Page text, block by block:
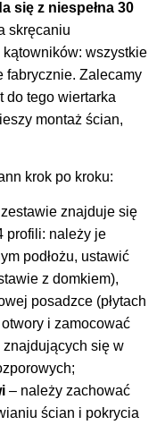
się z niespełna 30
skręcaniu
wszystkie
fabrycznie. Zalecamy
do tego wiertarka
montaż ścian,
krok po kroku:
znajduje się
profili: należy je
podłożu, ustawić
z domkiem),
posadzce (płytach
i zamocować
znajdujących się w
– należy zachować
ścian i pokrycia